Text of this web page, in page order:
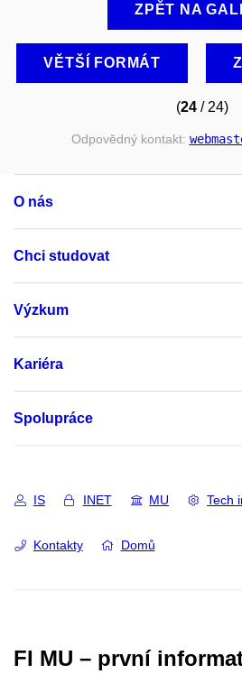
ZPĚT NA
VĚTŠÍ FORMÁT
(24 / 24)
Odpovědný kontakt:
O nás
Chci studovat
Výzkum
Kariéra
Spolupráce
IS INET MU Tech
Kontakty Domů
FI MU – první